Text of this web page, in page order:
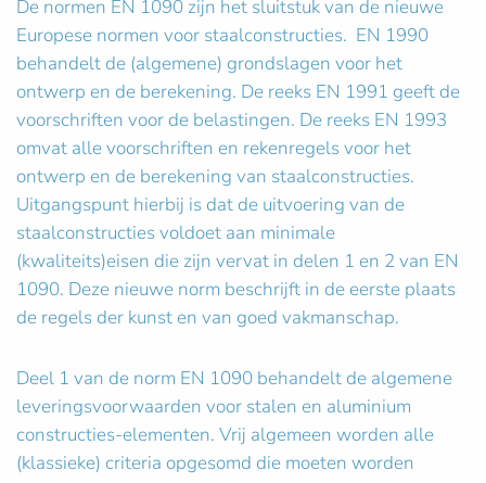
De normen EN 1090 zijn het sluitstuk van de nieuwe
Europese normen voor staalconstructies. EN 1990
behandelt de (algemene) grondslagen voor het
ontwerp en de berekening. De reeks EN 1991 geeft de
voorschriften voor de belastingen. De reeks EN 1993
omvat alle voorschriften en rekenregels voor het
ontwerp en de berekening van staalconstructies.
Uitgangspunt hierbij is dat de uitvoering van de
staalconstructies voldoet aan minimale
(kwaliteits)eisen die zijn vervat in delen 1 en 2 van EN
1090. Deze nieuwe norm beschrijft in de eerste plaats
de regels der kunst en van goed vakmanschap.
Deel 1 van de norm EN 1090 behandelt de algemene
leveringsvoorwaarden voor stalen en aluminium
constructies-elementen. Vrij algemeen worden alle
(klassieke) criteria opgesomd die moeten worden